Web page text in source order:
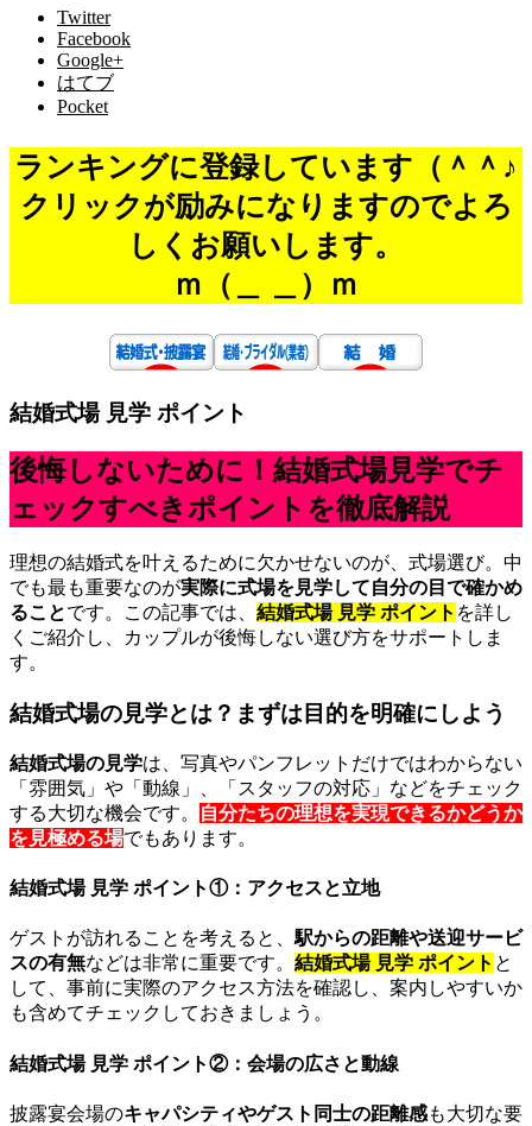
Twitter
Facebook
Google+
はてブ
Pocket
ランキングに登録しています（＾＾♪
クリックが励みになりますのでよろ
しくお願いします。
ｍ（＿ ＿）ｍ
結婚式場 見学 ポイント
後悔しないために！結婚式場見学でチ
ェックすべきポイントを徹底解説
理想の結婚式を叶えるために欠かせないのが、式場選び。中
でも最も重要なのが実際に式場を見学して自分の目で確かめ
ることです。この記事では、 結婚式場 見学 ポイント を詳し
くご紹介し、カップルが後悔しない選び方をサポートしま
す。
結婚式場の見学とは？まずは目的を明確にしよう
結婚式場の見学は、写真やパンフレットだけではわからない
「雰囲気」や「動線」、「スタッフの対応」などをチェック
する大切な機会です。
自分たちの理想を実現できるかどうか
を見極める場でもあります。
結婚式場 見学 ポイント①：アクセスと立地
ゲストが訪れることを考えると、駅からの距離や送迎サービ
スの有無などは非常に重要です。 結婚式場 見学 ポイント と
して、事前に実際のアクセス方法を確認し、案内しやすいか
も含めてチェックしておきましょう。
結婚式場 見学 ポイント②：会場の広さと動線
披露宴会場のキャパシティやゲスト同士の距離感も大切な要